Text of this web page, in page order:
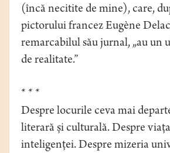
(încă necitite de mine), care,
pictorului francez Eugène
remarcabilul său jurnal, „au un
de realitate.”
* * *
Despre locurile ceva mai
literară și culturală. Despre
inteligenței. Despre mizeria